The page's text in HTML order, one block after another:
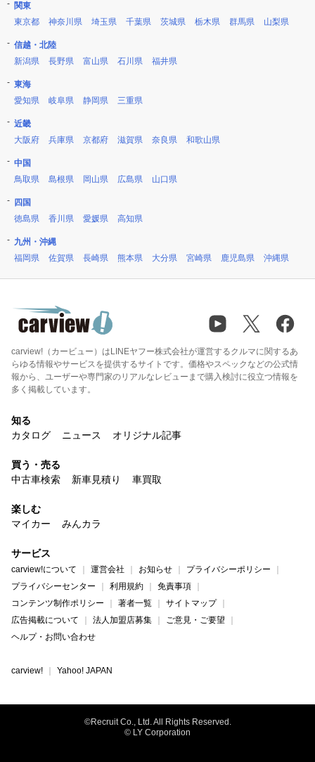
関東
東京都
神奈川県 埼玉県 千葉県 茨城県 栃木県 群馬県 山梨県
信越・北陸
新潟県
長野県 富山県 石川県 福井県
東海
愛知県
岐阜県 静岡県 三重県
近畿
大阪府
兵庫県 京都府 滋賀県 奈良県 和歌山県
中国
鳥取県
島根県 岡山県 広島県 山口県
四国
徳島県
香川県 愛媛県 高知県
九州・沖縄
福岡県
佐賀県 長崎県 熊本県 大分県 宮崎県 鹿児島県 沖縄県
carview!（カービュー）はLINEヤフー株式会社が運営するクルマに関するあ
らゆる情報やサービスを提供するサイトです。価格やスペックなどの公式情
報から、ユーザーや専門家のリアルなレビューまで購入検討に役立つ情報を
多く掲載しています。
知る
カタログ
ニュース オリジナル記事
買う・売る
中古車検索
新車見積り 車買取
楽しむ
マイカー
みんカラ
サービス
carview!について 運営会社 お知らせ
プライバシーポリシー
プライバシーセンター
利用規約
免責事項
コンテンツ制作ポリシー
著者一覧
サイトマップ
広告掲載について
法人加盟店募集
ご意見・ご要望
ヘルプ・お問い合わせ
carview! Yahoo! JAPAN
©Recruit Co., Ltd. All Rights Reserved.
© LY Corporation